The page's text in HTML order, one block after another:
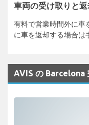
車両の受け取りと返
有料で営業時間外に車
に車を返却する場合は
AVIS の Barcelona